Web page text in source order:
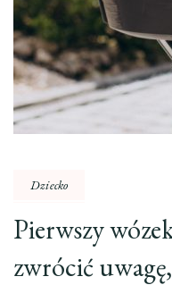
Dziecko
Pierwszy
zwrócić